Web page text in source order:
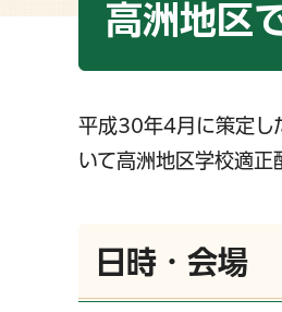
高洲地区
平成30年4月に策定し
いて高洲地区学校適正
日時・会場